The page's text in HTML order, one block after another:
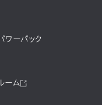
ワーパック
ーム